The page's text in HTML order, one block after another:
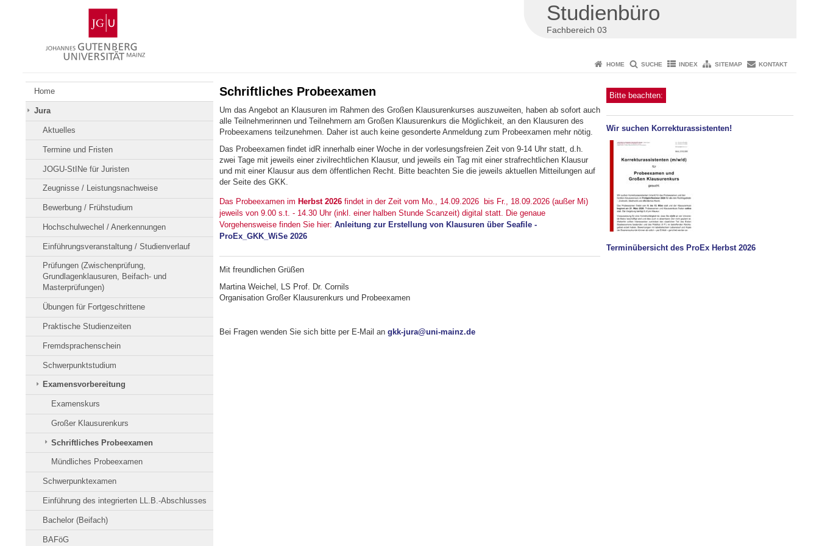
Gutenberg-
Universität
Mainz
Studienbüro
Fachbereich 03
HOME SUCHE INDEX SITEMAP KONTAKT
Home
Jura
Aktuelles
Termine und Fristen
JOGU-StINe für Juristen
Zeugnisse / Leistungsnachweise
Bewerbung / Frühstudium
Hochschulwechel / Anerkennungen
Einführungsveranstaltung / Studienverlauf
Prüfungen (Zwischenprüfung,
Grundlagenklausuren, Beifach- und
Masterprüfungen)
Übungen für Fortgeschrittene
Praktische Studienzeiten
Fremdsprachenschein
Schwerpunktstudium
Examensvorbereitung
Examenskurs
Großer Klausurenkurs
Schriftliches Probeexamen
Mündliches Probeexamen
Schwerpunktexamen
Einführung des integrierten LL.B.-Abschlusses
Bachelor (Beifach)
BAFöG
Schriftliches Probeexamen
Um das Angebot an Klausuren im Rahmen des Großen Klausurenkurses auszuweiten, haben ab sofort auch
alle Teilnehmerinnen und Teilnehmern am Großen Klausurenkurs die Möglichkeit, an den Klausuren des
Probeexamens teilzunehmen. Daher ist auch keine gesonderte Anmeldung zum Probeexamen mehr nötig.
Das Probeexamen findet idR innerhalb einer Woche in der vorlesungsfreien Zeit von 9-14 Uhr statt, d.h.
zwei Tage mit jeweils einer zivilrechtlichen Klausur, und jeweils ein Tag mit einer strafrechtlichen Klausur
und mit einer Klausur aus dem öffentlichen Recht. Bitte beachten Sie die jeweils aktuellen Mitteilungen auf
der Seite des GKK.
Das Probeexamen im Herbst 2026findet in der Zeit vom Mo., 14.09.2026 bis Fr., 18.09.2026 (außer Mi)
jeweils von 9.00 s.t. - 14.30 Uhr (inkl. einer halben Stunde Scanzeit) digital statt. Die genaue
Vorgehensweise finden Sie hier: Anleitung zur Erstellung von Klausuren über Seafile -
ProEx_GKK_WiSe 2026
Mit freundlichen Grüßen
Martina Weichel, LS Prof. Dr. Cornils
Organisation Großer Klausurenkurs und Probeexamen
Bei Fragen wenden Sie sich bitte per E-Mail an gkk-jura@uni-mainz.de
Bitte beachten:
Wir suchen Korrekturassistenten!
Terminübersicht des ProEx Herbst 2026